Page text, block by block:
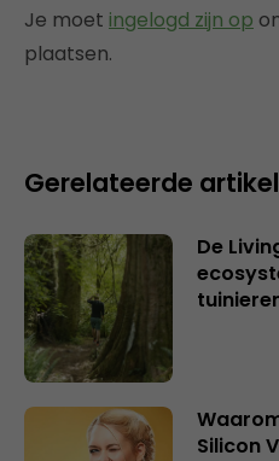
Je moet ingelogd zijn op
plaatsen.
Gerelateerde
De
Silicon